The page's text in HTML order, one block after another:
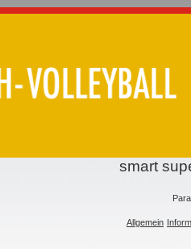
smart
Allgemein